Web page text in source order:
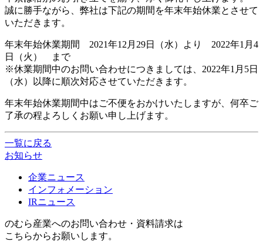
誠に勝手ながら、弊社は下記の期間を年末年始休業とさせて
いただきます。
年末年始休業期間 2021年12月29日（水）より 2022年1月4
日（火） まで
※休業期間中のお問い合わせにつきましては、2022年1月5日
（水）以降に順次対応させていただきます。
年末年始休業期間中はご不便をおかけいたしますが、何卒ご
了承の程よろしくお願い申し上げます。
一覧に戻る
お知らせ
企業ニュース
インフォメーション
IRニュース
のむら産業へのお問い合わせ・資料請求は
こちらからお願いします。